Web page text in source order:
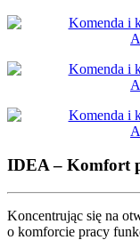
IDEA – Komfort
Koncentrując się na
o komforcie pracy